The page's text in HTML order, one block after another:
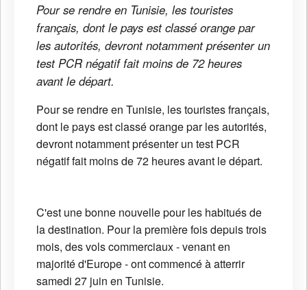
Pour se rendre en Tunisie, les touristes
français, dont le pays est classé orange par
les autorités, devront notamment présenter un
test PCR négatif fait moins de 72 heures
avant le départ.
Pour se rendre en Tunisie, les touristes français,
dont le pays est classé orange par les autorités,
devront notamment présenter un test PCR
négatif fait moins de 72 heures avant le départ.
C'est une bonne nouvelle pour les habitués de
la destination. Pour la première fois depuis trois
mois, des vols commerciaux - venant en
majorité d'Europe - ont commencé à atterrir
samedi 27 juin en Tunisie.